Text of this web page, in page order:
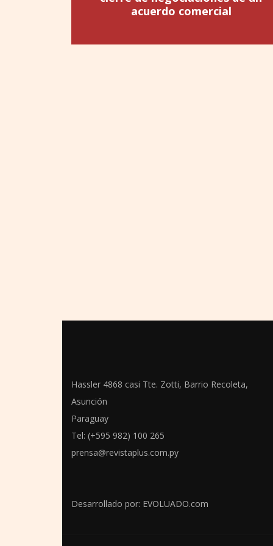
acuerdo comercial
Hassler 4868 casi Tte. Zotti, Barrio Recoleta,
Asunción
Paraguay
Tel: (+595 982) 100 265
prensa@revistaplus.com.py
Desarrollado por: EVOLUADO.com